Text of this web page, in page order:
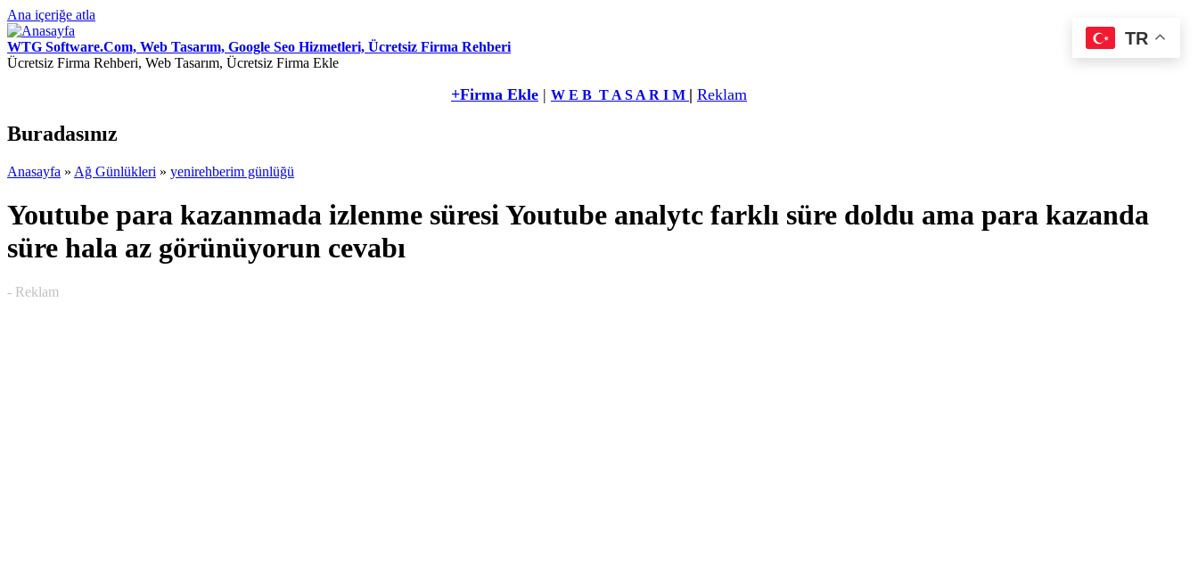
Ana içeriğe atla
WTG Software.Com, Web Tasarım, Google Seo Hizmetleri, Ücretsiz Firma Rehberi
Ücretsiz Firma Rehberi, Web Tasarım, Ücretsiz Firma Ekle
+Firma Ekle | W E B T A S A R I M | Reklam
Buradasınız
Anasayfa » Ağ Günlükleri » yenirehberim günlüğü
Youtube para kazanmada izlenme süresi Youtube analytc farklı süre doldu ama para kazanda
süre hala az görünüyorun cevabı
- Reklam
TR